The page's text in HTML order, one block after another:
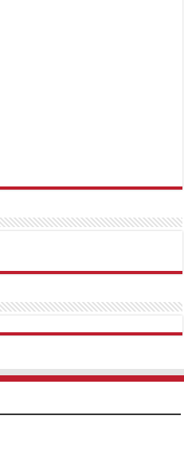
TipobetMatadorbetMariobet